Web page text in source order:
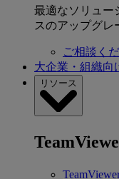
最適なソリュー
スのアップグレ
ご相談く
大企業・組織向
リソース